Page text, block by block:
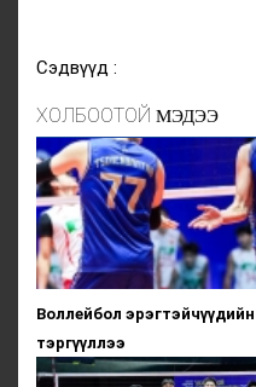
Сэдвүүд :
ХОЛБООТОЙ МЭДЭЭ
Воллейбол
тэргүүллээ